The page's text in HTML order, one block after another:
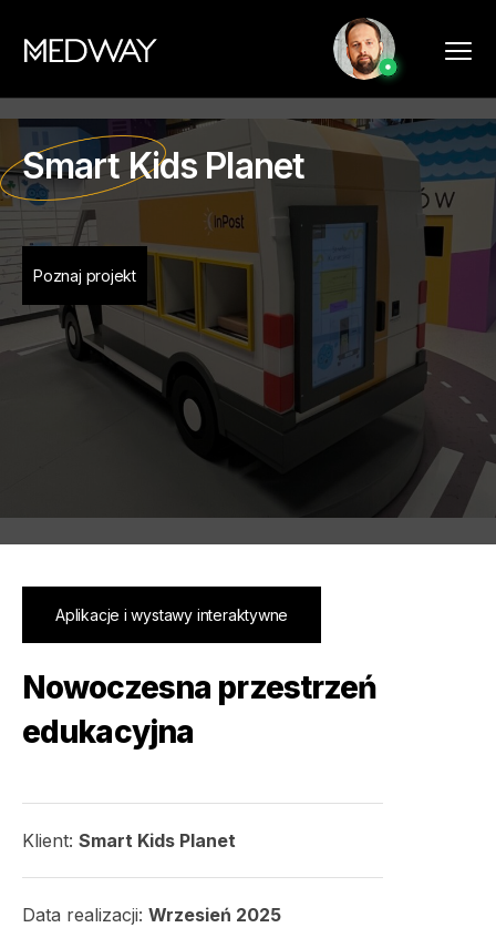
Smart Kids Planet
Poznaj projekt
Aplikacje i wystawy interaktywne
Nowoczesna przestrzeń
edukacyjna
Klient: Smart Kids Planet
Data realizacji: Wrzesień 2025